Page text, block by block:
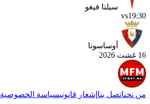
سيلتا فيغو
vs19:30
أوساسونا
16 غشت 2026
من نحناتصل بنا إشعار قانونيسياسة الخصوصية